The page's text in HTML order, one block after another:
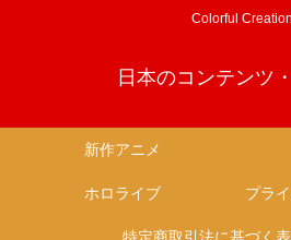
Colorful
日本のコンテンツ
新作アニメ
ホロライブ